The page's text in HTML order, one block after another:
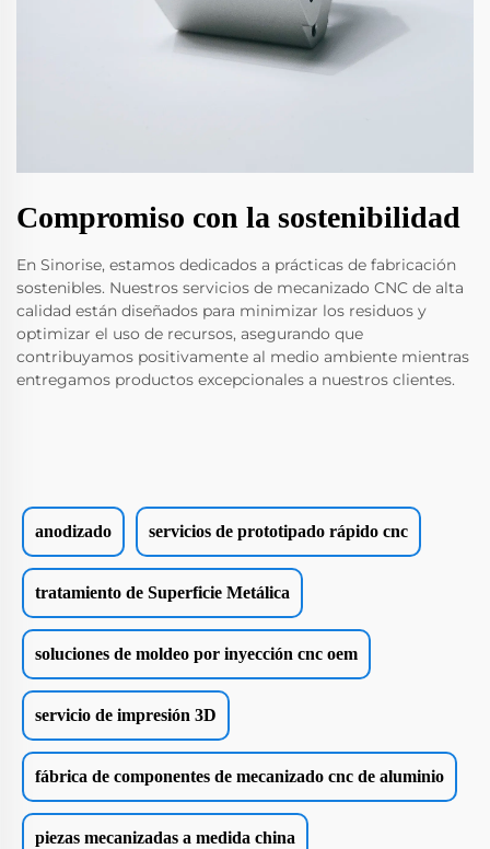
Compromiso con la sostenibilidad
En Sinorise, estamos dedicados a prácticas de fabricación
sostenibles. Nuestros servicios de mecanizado CNC de alta
calidad están diseñados para minimizar los residuos y
optimizar el uso de recursos, asegurando que
contribuyamos positivamente al medio ambiente mientras
entregamos productos excepcionales a nuestros clientes.
anodizado servicios de prototipado rápido cnc
tratamiento de Superficie Metálica
soluciones de moldeo por inyección cnc oem
servicio de impresión 3D
fábrica de componentes de mecanizado cnc de aluminio
piezas mecanizadas a medida china